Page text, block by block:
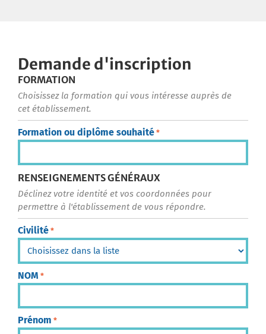
Demande d'inscription
FORMATION
Choisissez la formation qui vous intéresse auprès de
cet établissement.
Formation ou diplôme souhaité *
RENSEIGNEMENTS GÉNÉRAUX
Déclinez votre identité et vos coordonnées pour
permettre à l'établissement de vous répondre.
Civilité *
NOM *
Prénom *